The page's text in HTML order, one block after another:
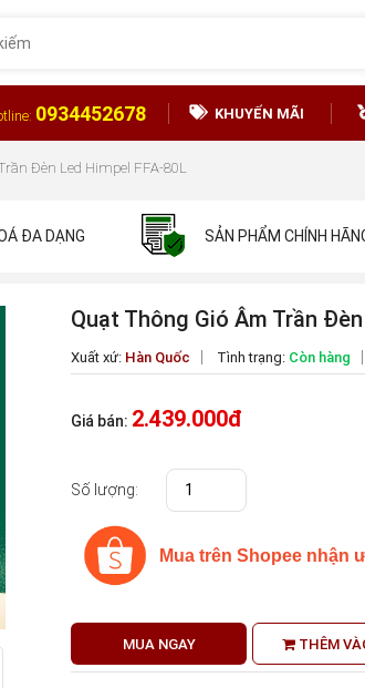
0934452678 KHUYẾN MÃI
Đèn Led Himpel FFA-80L
ĐA DẠNG SẢN PHẨM CHÍNH
Quạt Thông Gió Âm Trần
Xuất xứ: Hàn Quốc Tình trạng: Còn hàng
Giá bán: 2.439.000đ
Số lượng:
Mua trên Shopee nhận
MUA NGAY THÊM